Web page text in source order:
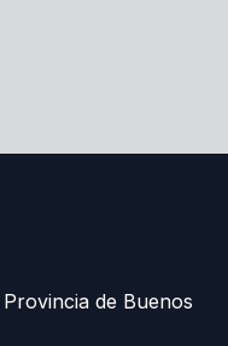
de Buenos